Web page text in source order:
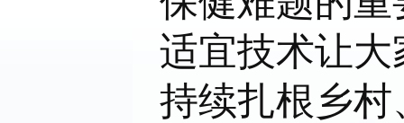
适宜技术让
持续扎根乡